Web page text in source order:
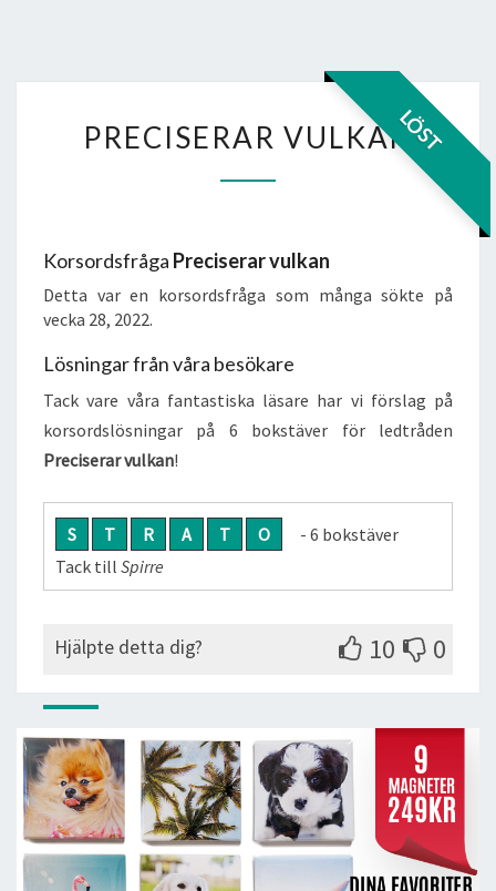
LÖST
PRECISERAR
VULKAN
PRECISERAR VULKAN
Korsordsfråga Preciserar vulkan
Detta var en korsordsfråga som många sökte på
vecka 28, 2022.
Lösningar från våra besökare
Tack vare våra fantastiska läsare har vi förslag på
korsordslösningar på 6 bokstäver för ledtråden
Preciserar vulkan!
S T R A T O
- 6 bokstäver
Tack till Spirre
Hjälpte detta dig? 10 0